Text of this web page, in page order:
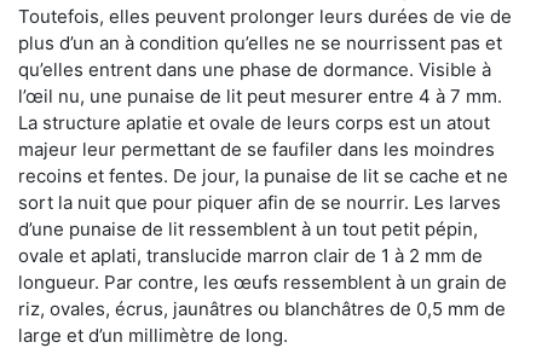
Toutefois, elles peuvent prolonger leurs durées de vie de
plus d’un an à condition qu’elles ne se nourrissent pas et
qu’elles entrent dans une phase de dormance. Visible à
l’œil nu, une punaise de lit peut mesurer entre 4 à 7 mm.
La structure aplatie et ovale de leurs corps est un atout
majeur leur permettant de se faufiler dans les moindres
recoins et fentes. De jour, la punaise de lit se cache et ne
sort la nuit que pour piquer afin de se nourrir. Les larves
d’une punaise de lit ressemblent à un tout petit pépin,
ovale et aplati, translucide marron clair de 1 à 2 mm de
longueur. Par contre, les œufs ressemblent à un grain de
riz, ovales, écrus, jaunâtres ou blanchâtres de 0,5 mm de
large et d’un millimètre de long.